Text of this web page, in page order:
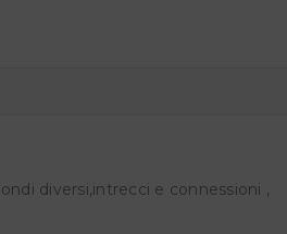
diversi,intrecci e connessioni ,